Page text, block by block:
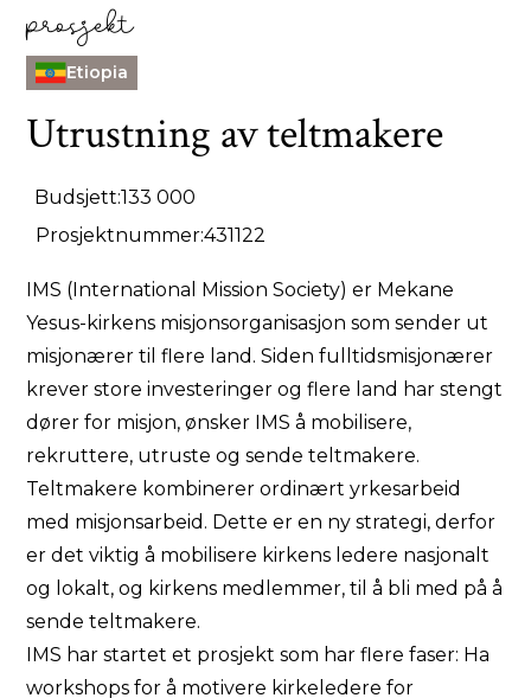
prosjekt
Etiopia
Utrustning av teltmakere
Budsjett:133 000
Prosjektnummer:431122
IMS (International Mission Society) er Mekane
Yesus-kirkens misjonsorganisasjon som sender ut
misjonærer til flere land. Siden fulltidsmisjonærer
krever store investeringer og flere land har stengt
dører for misjon, ønsker IMS å mobilisere,
rekruttere, utruste og sende teltmakere.
Teltmakere kombinerer ordinært yrkesarbeid
med misjonsarbeid. Dette er en ny strategi, derfor
er det viktig å mobilisere kirkens ledere nasjonalt
og lokalt, og kirkens medlemmer, til å bli med på å
sende teltmakere.
IMS har startet et prosjekt som har flere faser: Ha
workshops for å motivere kirkeledere for